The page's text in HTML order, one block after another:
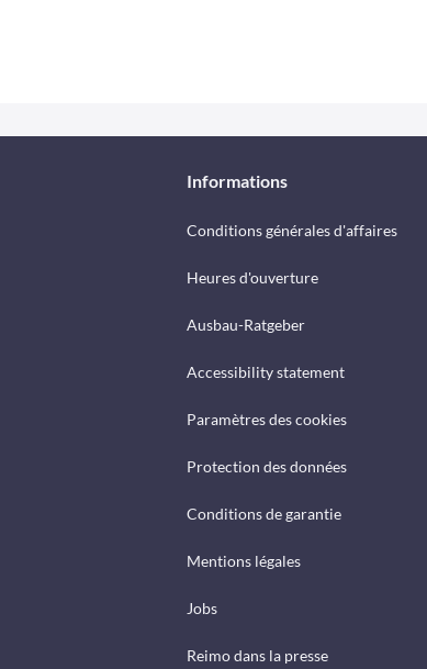
Informations
Conditions générales d'affaires
Heures d'ouverture
Ausbau-Ratgeber
Accessibility statement
Paramètres des cookies
Protection des données
Conditions de garantie
Mentions légales
Jobs
Reimo dans la presse